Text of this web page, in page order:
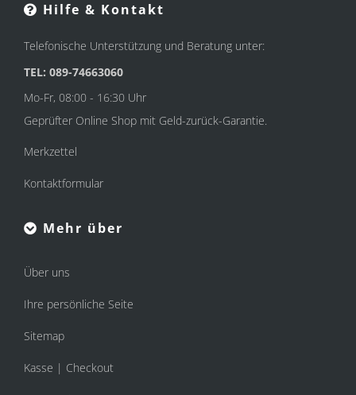
Hilfe & Kontakt
Telefonische Unterstützung und Beratung unter:
TEL: 089-74663060
Mo-Fr, 08:00 - 16:30 Uhr
Geprüfter Online Shop mit Geld-zurück-Garantie.
Merkzettel
Kontaktformular
Mehr über
Über uns
Ihre persönliche Seite
Sitemap
Kasse | Checkout